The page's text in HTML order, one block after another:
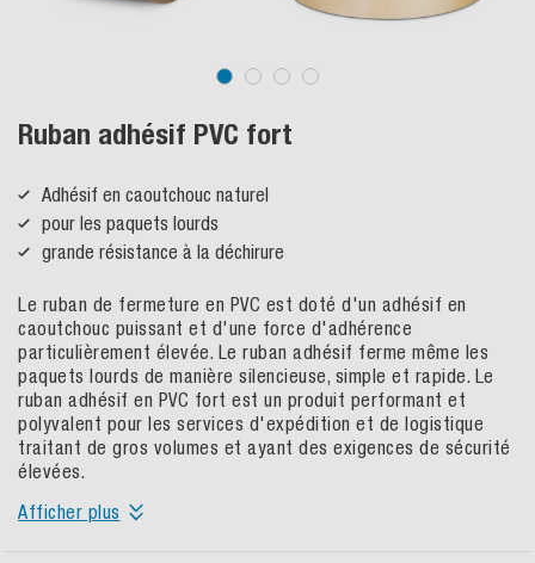
Ruban adhésif PVC fort
Adhésif en caoutchouc naturel
pour les paquets lourds
grande résistance à la déchirure
Le ruban de fermeture en PVC est doté d'un adhésif en
caoutchouc puissant et d'une force d'adhérence
particulièrement élevée. Le ruban adhésif ferme même les
paquets lourds de manière silencieuse, simple et rapide. Le
ruban adhésif en PVC fort est un produit performant et
polyvalent pour les services d'expédition et de logistique
traitant de gros volumes et ayant des exigences de sécurité
élevées.
Afficher plus